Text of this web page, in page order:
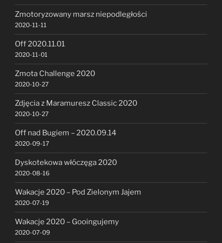
Zmotoryzowany marsz niepodległości
2020-11-11
Off 2020.11.01
2020-11-01
Zmota Challenge 2020
2020-10-27
Zdjęcia z Maramuresz Classic 2020
2020-10-27
Off nad Bugiem – 2020.09.14
2020-09-17
Dyskotekowa włóczęga 2020
2020-08-16
Wakacje 2020 – Pod Zielonym Jajem
2020-07-19
Wakacje 2020 – Gooingujemy
2020-07-09